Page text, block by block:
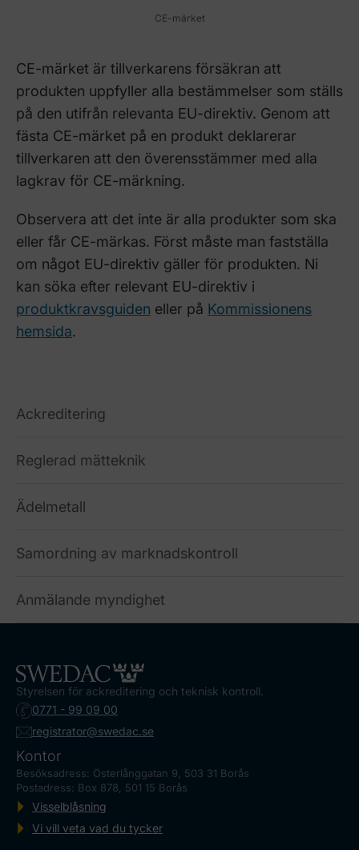
CE-märket
CE-märket är tillverkarens försäkran att
produkten uppfyller alla bestämmelser som ställs
på den utifrån relevanta EU-direktiv. Genom att
fästa CE-märket på en produkt deklarerar
tillverkaren att den överensstämmer med alla
lagkrav för CE-märkning.
Observera att det inte är alla produkter som ska
eller får CE-märkas. Först måste man fastställa
om något EU-direktiv gäller för produkten. Ni
kan söka efter relevant EU-direktiv i
produktkravsguiden eller på Kommissionens
hemsida.
Ackreditering
Reglerad mätteknik
Ädelmetall
Samordning av marknadskontroll
Anmälande myndighet
Styrelsen för ackreditering och teknisk kontroll.
0771 - 99 09 00
registrator@swedac.se
Kontor
Besöksadress: Österlånggatan 9, 503 31 Borås
Postadress: Box 878, 501 15 Borås
Visselblåsning
Vi vill veta vad du tycker